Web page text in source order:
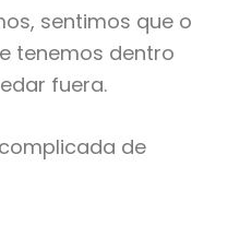
sentimos que o
tenemos dentro
fuera.
de